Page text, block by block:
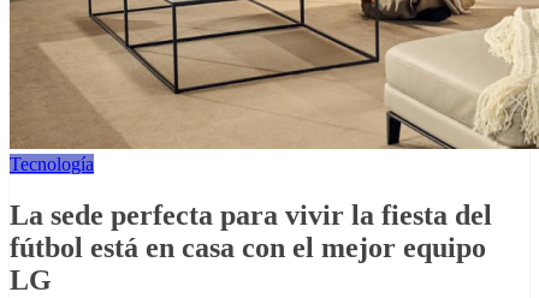
Tecnología
La sede perfecta para vivir la fiesta del
fútbol está en casa con el mejor equipo
LG